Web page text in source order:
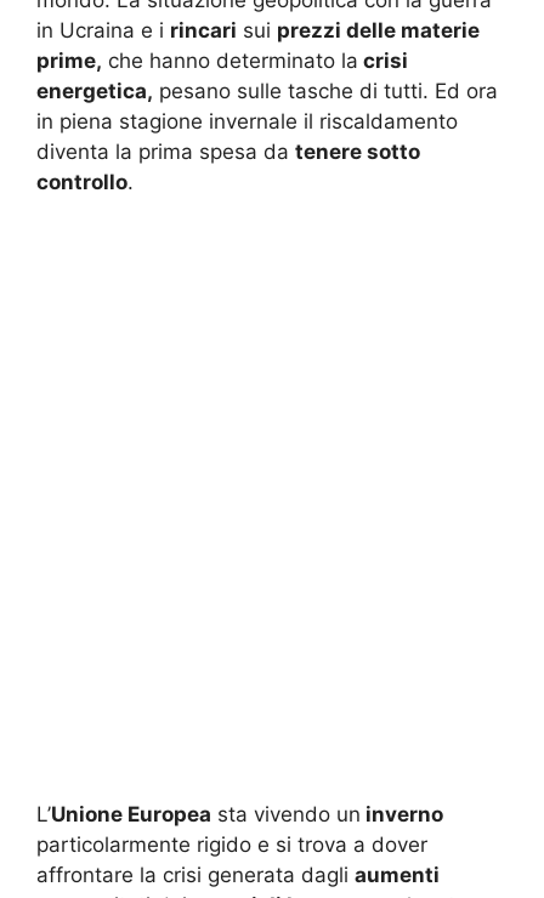
in Ucraina e i rincari sui prezzi delle materie
prime, che hanno determinato la crisi
energetica, pesano sulle tasche di tutti. Ed ora
in piena stagione invernale il riscaldamento
diventa la prima spesa da tenere sotto
controllo.
L’Unione Europea sta vivendo un inverno
particolarmente rigido e si trova a dover
affrontare la crisi generata dagli aumenti